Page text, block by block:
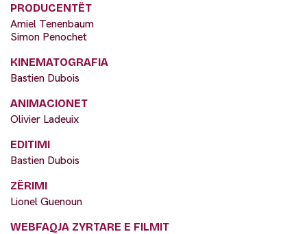
PRODUCENTËT
Amiel Tenenbaum
Simon Penochet
KINEMATOGRAFIA
Bastien Dubois
ANIMACIONET
Olivier Ladeuix
EDITIMI
Bastien Dubois
ZËRIMI
Lionel Guenoun
WEBFAQJA ZYRTARE E FILMIT